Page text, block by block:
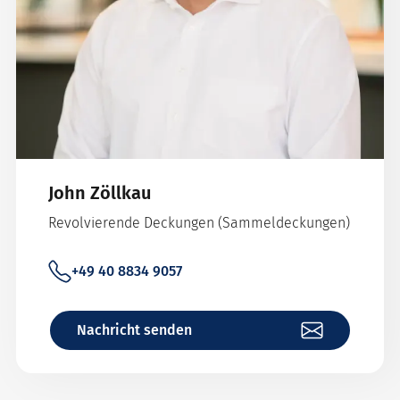
John Zöllkau
Revolvierende Deckungen (Sammeldeckungen)
+49 40 8834 9057
Nachricht senden